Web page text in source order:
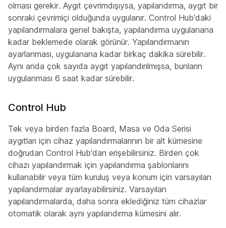
olması gerekir. Aygıt çevrimdışıysa, yapılandırma, aygıt bir
sonraki çevrimiçi olduğunda uygulanır. Control Hub'daki
yapılandırmalara genel bakışta, yapılandırma uygulanana
kadar beklemede olarak görünür. Yapılandırmanın
ayarlanması, uygulanana kadar birkaç dakika sürebilir.
Aynı anda çok sayıda aygıt yapılandırılmışsa, bunların
uygulanması 6 saat kadar sürebilir.
Control Hub
Tek veya birden fazla Board, Masa ve Oda Serisi
aygıtları için cihaz yapılandırmalarının bir alt kümesine
doğrudan Control Hub'dan erişebilirsiniz. Birden çok
cihazı yapılandırmak için yapılandırma şablonlarını
kullanabilir veya tüm kuruluş veya konum için varsayılan
yapılandırmalar ayarlayabilirsiniz. Varsayılan
yapılandırmalarda, daha sonra eklediğiniz tüm cihazlar
otomatik olarak aynı yapılandırma kümesini alır.